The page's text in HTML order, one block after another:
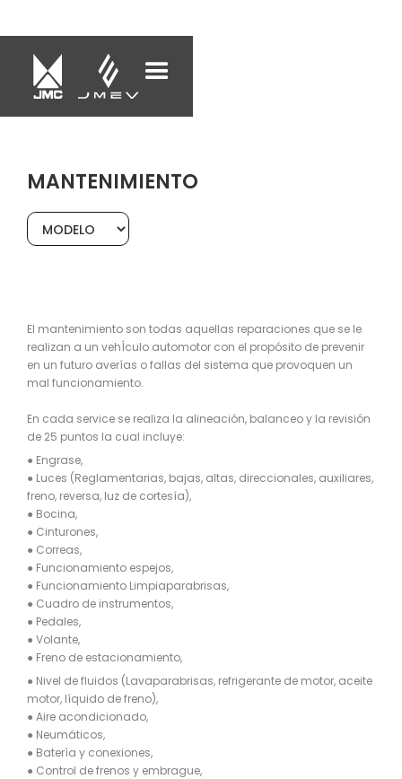
MANTENIMIENTO
El mantenimiento son todas aquellas reparaciones que se le
realizan a un vehÍculo automotor con el propósito de prevenir
en un futuro averías o fallas del sistema que provoquen un
mal funcionamiento.
En cada service se realiza la alineación, balanceo y la revisión
de 25 puntos la cual incluye:
● Engrase,
● Luces (Reglamentarias, bajas, altas, direccionales, auxiliares,
freno, reversa, luz de cortesía),
● Bocina,
● Cinturones,
● Correas,
● Funcionamiento espejos,
● Funcionamiento Limpiaparabrisas,
● Cuadro de instrumentos,
● Pedales,
● Volante,
● Freno de estacionamiento,
● Nivel de fluidos (Lavaparabrisas, refrigerante de motor, aceite
motor, líquido de freno),
● Aire acondicionado,
● Neumáticos,
● Batería y conexiones,
● Control de frenos y embrague,